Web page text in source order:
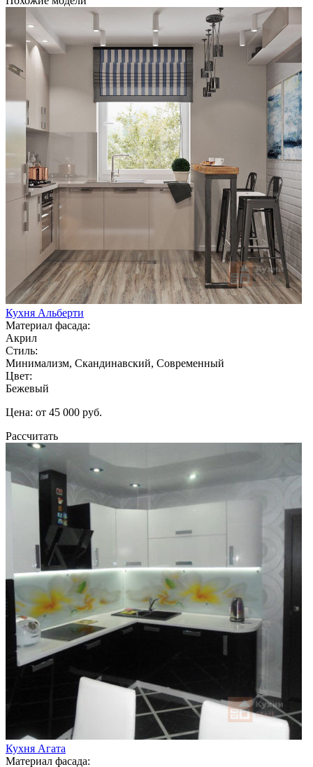
Кухня Альберти
Материал фасада:
Акрил
Стиль:
Минимализм, Скандинавский, Современный
Цвет:
Бежевый
Цена: от 45 000 руб.
Рассчитать
Кухня Агата
Материал фасада: